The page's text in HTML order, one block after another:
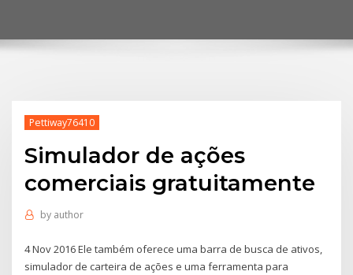
Pettiway76410
Simulador de ações
comerciais gratuitamente
by author
4 Nov 2016 Ele também oferece uma barra de busca de ativos,
simulador de carteira de ações e uma ferramenta para